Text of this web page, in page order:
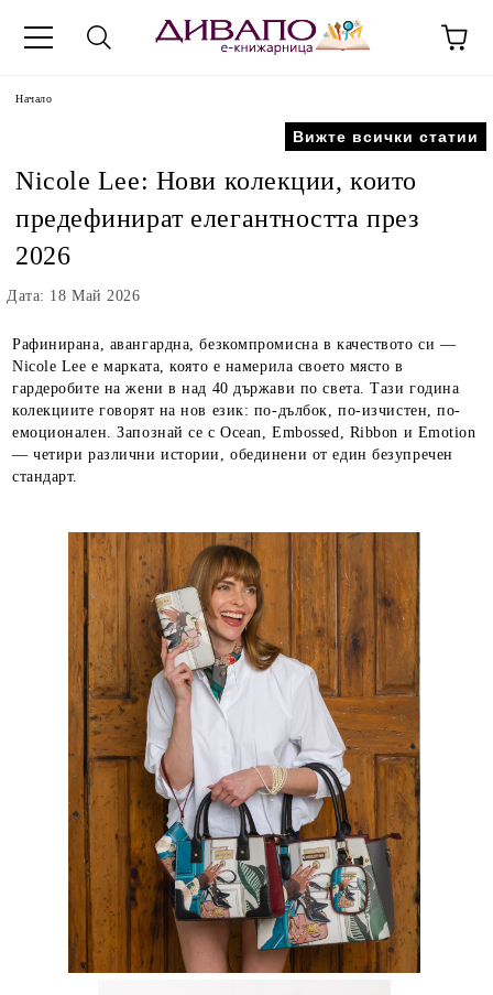
Начало
Вижте всички статии
Nicole Lee: Нови колекции, които
предефинират елегантността през
2026
Дата: 18 Май 2026
Рафинирана, авангардна, безкомпромисна в качеството си —
Nicole Lee е марката, която е намерила своето място в
гардеробите на жени в над 40 държави по света. Тази година
колекциите говорят на нов език: по-дълбок, по-изчистен, по-
емоционален. Запознай се с Ocean, Embossed, Ribbon и Emotion
— четири различни истории, обединени от един безупречен
стандарт.